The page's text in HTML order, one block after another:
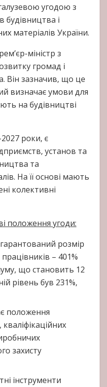
угодою з
будівництва і
матеріалів України.
міністр з
громад і
Він зазначив, що це
визначає умови для
на будівництві
роки, є
установ та
та
На її основі мають
колективні
положення угоди:
розмір
– 401%
що становить 12
рівень був 231%,
положення
захисту
інструменти